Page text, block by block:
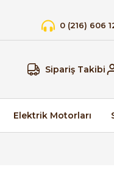
0 (216) 606
Sipariş Takibi
Elektrik Motorları